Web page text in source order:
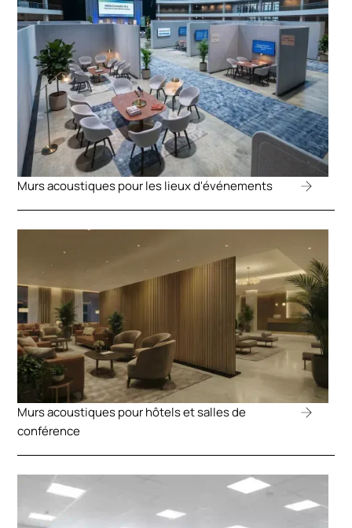
Murs acoustiques pour les lieux d'événements
Murs acoustiques pour hôtels et salles de
conférence